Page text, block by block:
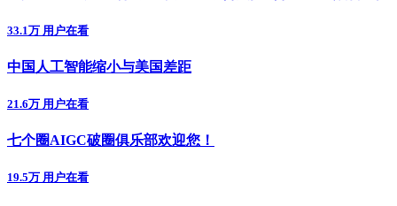
33.1万 用户在看
中国人工智能缩小与美国差距
21.6万 用户在看
七个圈AIGC破圈俱乐部欢迎您！
19.5万 用户在看